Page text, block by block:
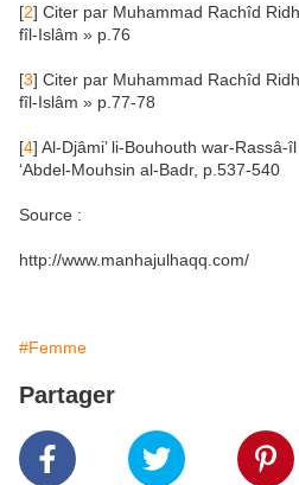
[2] Citer par Muhammad Rachîd
fîl-Islâm » p.76
[3] Citer par Muhammad Rachîd
fîl-Islâm » p.77-78
[4] Al-Djâmi’ li-Bouhouth war-Rassâ-
‘Abdel-Mouhsin al-Badr, p.537-540
Source :
http://www.manhajulhaqq.com/
#Femme
Partager